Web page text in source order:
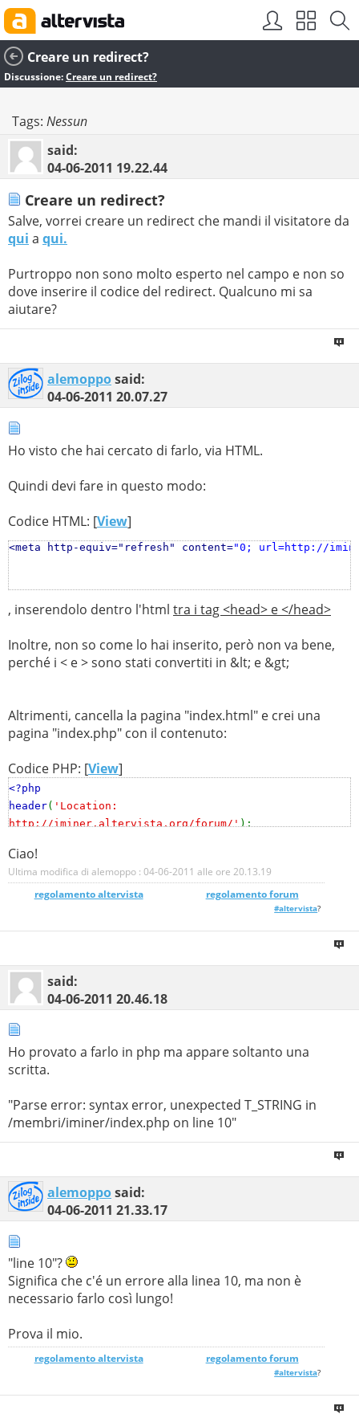
Creare un redirect?
Discussione:Creare un redirect?
Tags: Nessun
said:
04-06-2011 19.22.44
Creare un redirect?
Salve, vorrei creare un redirect che mandi il visitatore da
qui a qui.
Purtroppo non sono molto esperto nel campo e non so
dove inserire il codice del redirect. Qualcuno mi sa
aiutare?
alemopposaid:
04-06-2011 20.07.27
Ho visto che hai cercato di farlo, via HTML.
Quindi devi fare in questo modo:
Codice HTML: [View]
<meta http-equiv="refresh" content="0; url=http://
, inserendolo dentro l'html tra i tag <head> e </head>
Inoltre, non so come lo hai inserito, però non va bene,
perché i < e > sono stati convertiti in &lt; e &gt;
Altrimenti, cancella la pagina "index.html" e crei una
pagina "index.php" con il contenuto:
Codice PHP: [View]
<?php
header( 'Location:
http://iminer.altervista.org/forum/' );
Ciao!
Ultima modifica di alemoppo : 04-06-2011 alle ore 20.13.19
regolamento altervista_______________ regolamento forum
#altervista?
said:
04-06-2011 20.46.18
Ho provato a farlo in php ma appare soltanto una
scritta.
"Parse error: syntax error, unexpected T_STRING in
/membri/iminer/index.php on line 10"
alemopposaid:
04-06-2011 21.33.17
"line 10"?
Significa che c'é un errore alla linea 10, ma non è
necessario farlo così lungo!
Prova il mio.
regolamento altervista_______________ regolamento forum
#altervista?